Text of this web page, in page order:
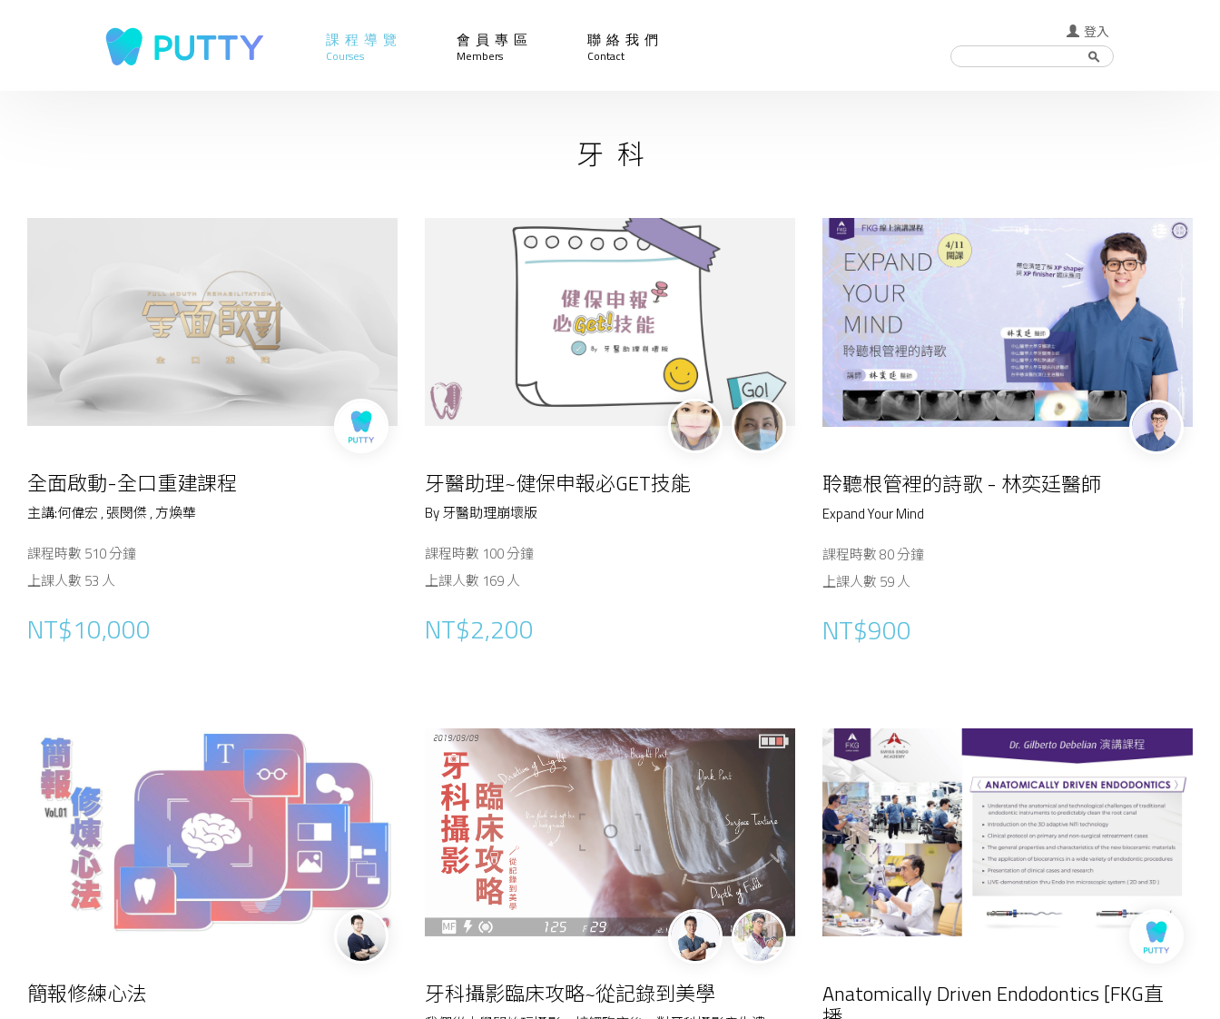
登入
Search search
課程導覽
Courses
會員專區
Members
聯絡我們
Contact
牙科
全面啟動-全口重建課程
主講:何偉宏 , 張閔傑 , 方煥華
課程時數 510 分鐘
上課人數 53 人
NT$10,000
牙醫助理~健保申報必GET技能
By 牙醫助理崩壞版
課程時數 100 分鐘
上課人數 169 人
NT$2,200
聆聽根管裡的詩歌 - 林奕廷醫師
Expand Your Mind
課程時數 80 分鐘
上課人數 59 人
NT$900
簡報修練心法 牙科攝影臨床攻略~從記錄到美學 Anatomically Driven Endodontics [FKG直